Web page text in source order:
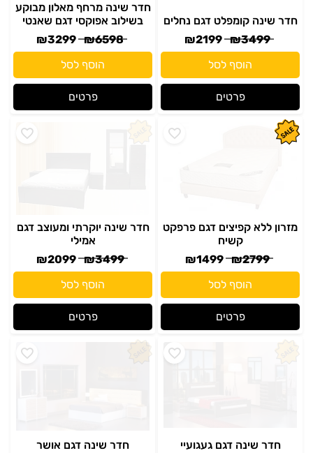
חדר שינה קומפלט דגם נחלים
₪3499
₪2199
הוסף לסל
פרטים
חדר שינה מרחף מאלון מבוקע
בשילוב אפוקסי דגם שאנטי
₪6598
₪3299
הוסף לסל
פרטים
מזרון ללא קפיצים דגם פרפקט
קשיח
₪2799
₪1499
הוסף לסל
פרטים
חדר שינה יוקרתי ומעוצב דגם
אמילי
₪3499
₪2099
הוסף לסל
פרטים
חדר שינה דגם געגועיי חדר שינה דגם אושר